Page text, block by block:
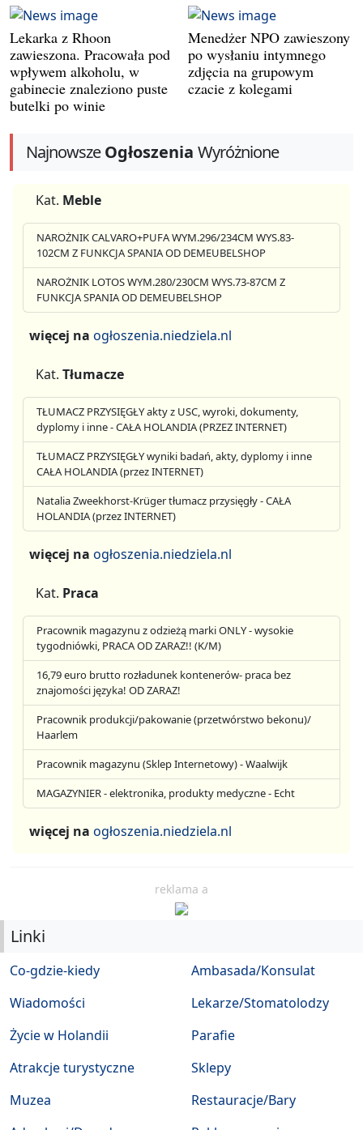
Lekarka z Rhoon
zawieszona. Pracowała pod
wpływem alkoholu, w
gabinecie znaleziono puste
butelki po winie
Menedżer NPO zawieszony
po wysłaniu intymnego
zdjęcia na grupowym
czacie z kolegami
NajnowszeOgłoszenia Wyróżnione
Kat. Meble
NAROŻNIK CALVARO+PUFA WYM.296/234CM WYS.83-
102CM Z FUNKCJA SPANIA OD DEMEUBELSHOP
NAROŻNIK LOTOS WYM.280/230CM WYS.73-87CM Z
FUNKCJA SPANIA OD DEMEUBELSHOP
więcej na ogłoszenia.niedziela.nl
Kat. Tłumacze
TŁUMACZ PRZYSIĘGŁY akty z USC, wyroki, dokumenty,
dyplomy i inne - CAŁA HOLANDIA (PRZEZ INTERNET)
TŁUMACZ PRZYSIĘGŁY wyniki badań, akty, dyplomy i inne
CAŁA HOLANDIA (przez INTERNET)
Natalia Zweekhorst-Krüger tłumacz przysięgły - CAŁA
HOLANDIA (przez INTERNET)
więcej na ogłoszenia.niedziela.nl
Kat. Praca
Pracownik magazynu z odzieżą marki ONLY - wysokie
tygodniówki, PRACA OD ZARAZ!! (K/M)
16,79 euro brutto rozładunek kontenerów- praca bez
znajomości języka! OD ZARAZ!
Pracownik produkcji/pakowanie (przetwórstwo bekonu)/
Haarlem
Pracownik magazynu (Sklep Internetowy) - Waalwijk
MAGAZYNIER - elektronika, produkty medyczne - Echt
więcej na ogłoszenia.niedziela.nl
reklama a
Linki
Co-gdzie-kiedy
Wiadomości
Życie w Holandii
Atrakcje turystyczne
Muzea
Ambasada/Konsulat
Lekarze/Stomatolodzy
Parafie
Sklepy
Restauracje/Bary